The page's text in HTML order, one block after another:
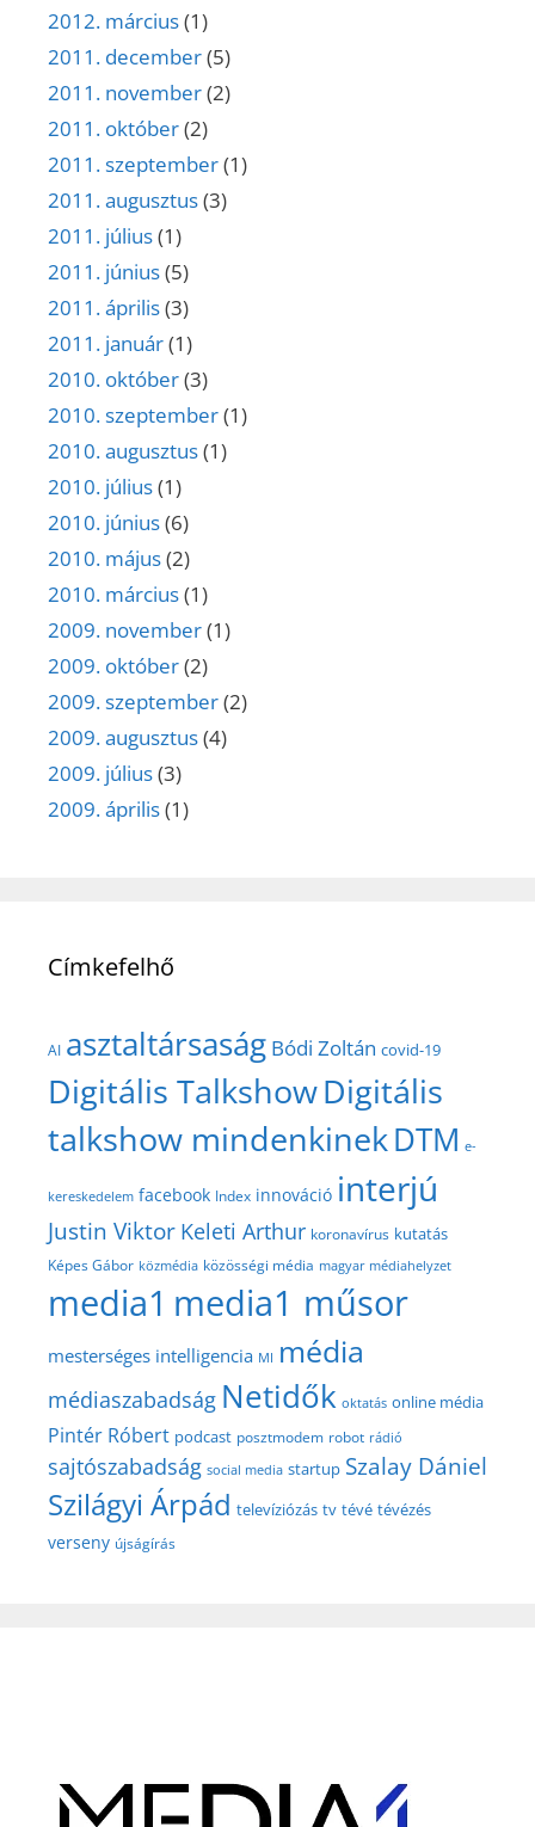
2012. március(1)
2011. december(5)
2011. november(2)
2011. október(2)
2011. szeptember(1)
2011. augusztus(3)
2011. július(1)
2011. június(5)
2011. április(3)
2011. január(1)
2010. október(3)
2010. szeptember(1)
2010. augusztus(1)
2010. július(1)
2010. június(6)
2010. május(2)
2010. március(1)
2009. november(1)
2009. október(2)
2009. szeptember(2)
2009. augusztus(4)
2009. július(3)
2009. április(1)
Címkefelhő
AI asztaltársaság Bódi Zoltán covid-19
Digitális TalkshowDigitális
talkshow mindenkinekDTM e-
kereskedelem facebook Index innováció interjú
Justin Viktor Keleti Arthur koronavírus kutatás
Képes Gábor közmédia közösségi média magyar médiahelyzet
media1 media1 műsor
mesterséges intelligencia MI média
médiaszabadság Netidők oktatás online média
Pintér Róbert podcast posztmodem robot rádió
sajtószabadság social media startup Szalay Dániel
Szilágyi Árpád televíziózás tv tévé tévézés
verseny újságírás